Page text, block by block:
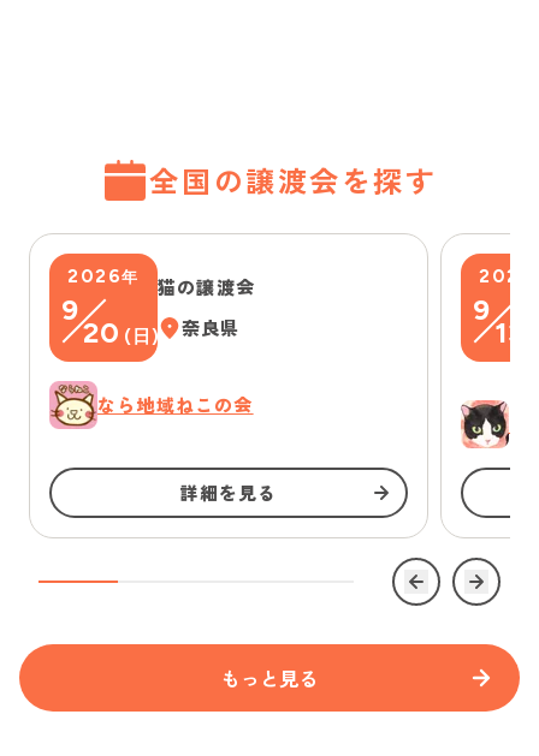
全国の譲渡会を探す
2026年
9
20 ( 日)
猫の譲渡会
奈良県
なら地域ねこの会
詳細を見る
2026
9
13
ゆ
もっと見る